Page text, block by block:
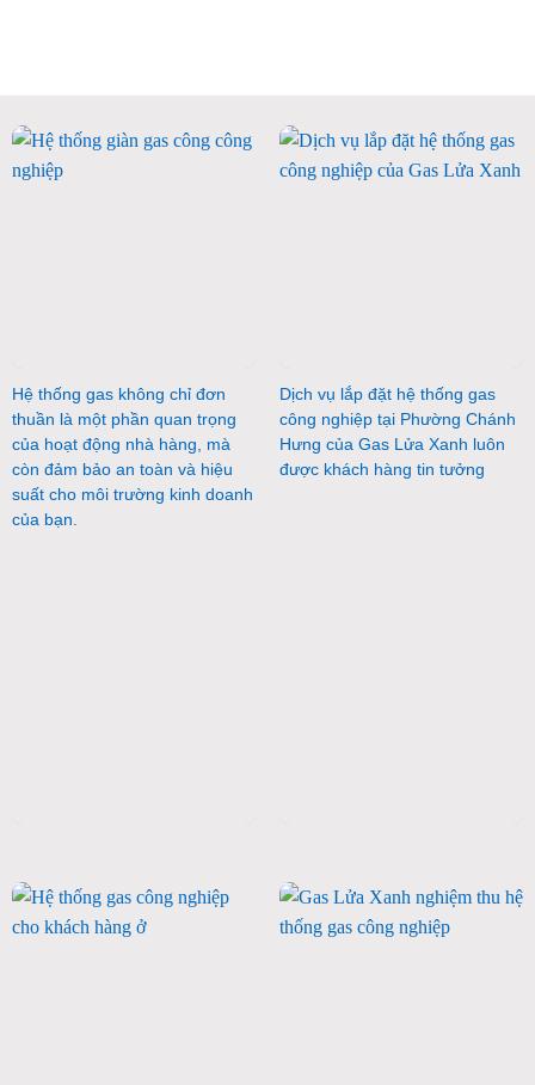
Hệ thống gas không chỉ đơn
thuần là một phần quan trọng
của hoạt động nhà hàng, mà
còn đảm bảo an toàn và hiệu
suất cho môi trường kinh doanh
của bạn.
Dịch vụ lắp đặt hệ thống gas
công nghiệp tại Phường Chánh
Hưng của Gas Lửa Xanh luôn
được khách hàng tin tưởng